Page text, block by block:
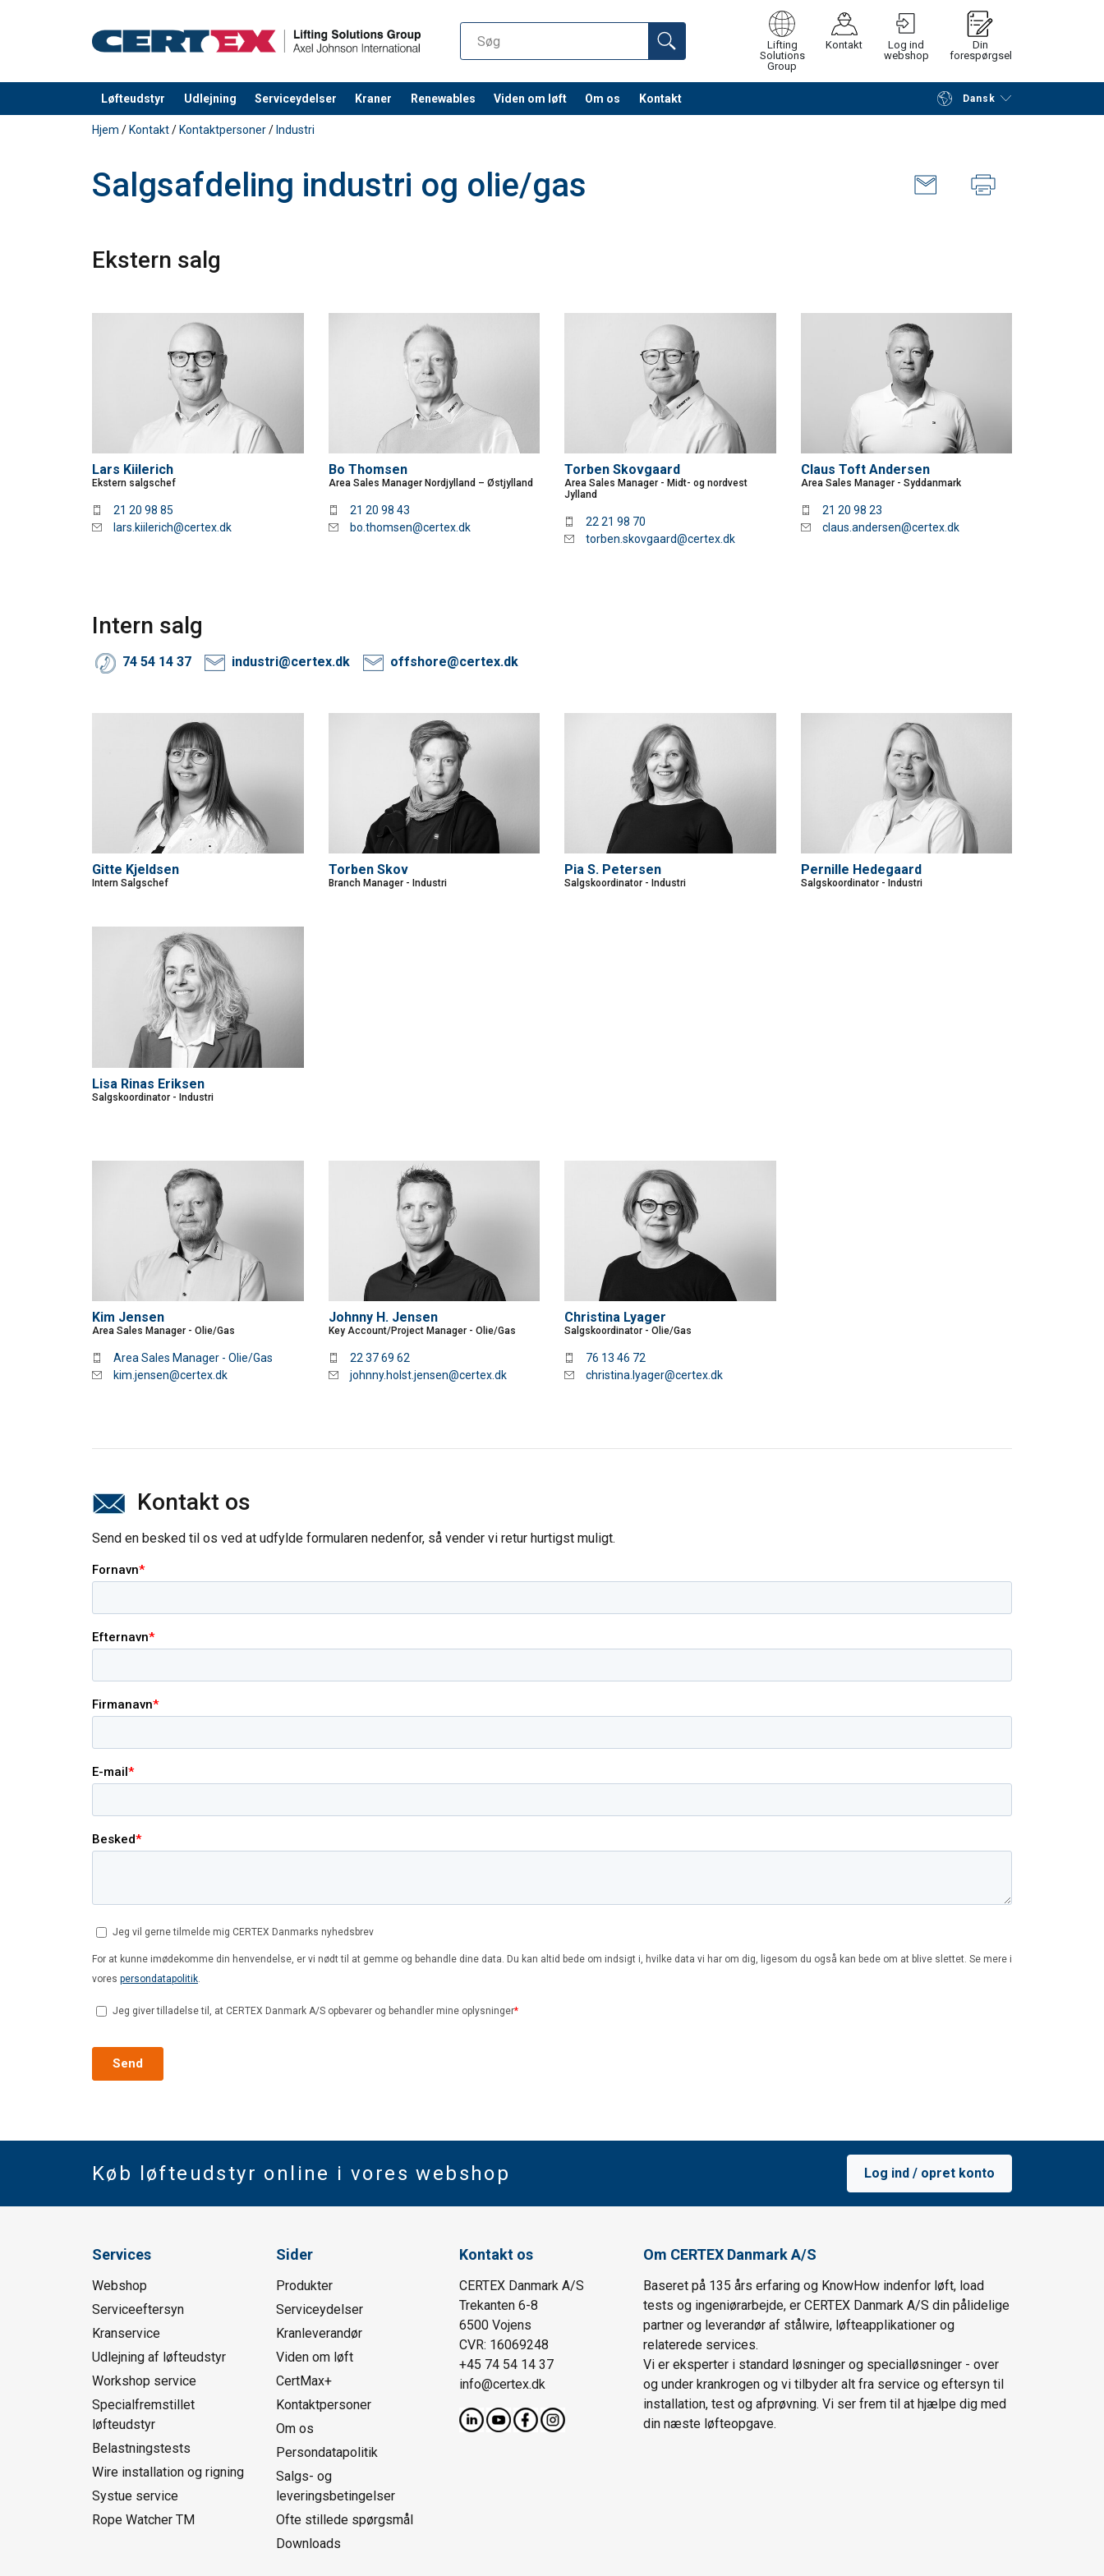
Lifting
Solutions
Group
Kontakt
Log ind
webshop
Din
forespørgsel
Løfteudstyr Udlejning Serviceydelser Kraner Renewables Viden om løft Om os Kontakt Dansk
Produktet blev tilføjet til din forespørgsel Fortsæt Gå til checkout
Hjem / Kontakt/ Kontaktpersoner/ Industri
Salgsafdeling industri og olie/gas
Ekstern salg
Lars Kiilerich
Ekstern salgschef
21 20 98 85
lars.kiilerich@certex.dk
Bo Thomsen
Area Sales Manager Nordjylland – Østjylland
21 20 98 43
bo.thomsen@certex.dk
Torben Skovgaard
Area Sales Manager - Midt- og nordvest
Jylland
22 21 98 70
torben.skovgaard@certex.dk
Claus Toft Andersen
Area Sales Manager - Syddanmark
21 20 98 23
claus.andersen@certex.dk
Intern salg
74 54 14 37 industri@certex.dk offshore@certex.dk
Gitte Kjeldsen
Intern Salgschef
Torben Skov
Branch Manager - Industri
Pia S. Petersen
Salgskoordinator - Industri
Pernille Hedegaard
Salgskoordinator - Industri
Lisa Rinas Eriksen
Salgskoordinator - Industri
Kim Jensen
Area Sales Manager - Olie/Gas
Area Sales Manager - Olie/Gas
kim.jensen@certex.dk
Johnny H. Jensen
Key Account/Project Manager - Olie/Gas
22 37 69 62
johnny.holst.jensen@certex.dk
Christina Lyager
Salgskoordinator - Olie/Gas
76 13 46 72
christina.lyager@certex.dk
Kontakt os
Send en besked til os ved at udfylde formularen nedenfor, så vender vi retur hurtigst muligt.
Køb løfteudstyr online i vores webshop Log ind / opret konto
Services
Webshop
Serviceeftersyn
Kranservice
Udlejning af løfteudstyr
Workshop service
Specialfremstillet
løfteudstyr
Belastningstests
Wire installation og rigning
Systue service
Rope Watcher TM
Sider
Produkter
Serviceydelser
Kranleverandør
Viden om løft
CertMax+
Kontaktpersoner
Om os
Persondatapolitik
Salgs- og
leveringsbetingelser
Ofte stillede spørgsmål
Downloads
Kontakt os
CERTEX Danmark A/S
Trekanten 6-8
6500 Vojens
CVR: 16069248
+45 74 54 14 37
info@certex.dk
Om CERTEX Danmark A/S
Baseret på 135 års erfaring og KnowHow indenfor løft, load
tests og ingeniørarbejde, er CERTEX Danmark A/S din pålidelige
partner og leverandør af stålwire, løfteapplikationer og
relaterede services.
Vi er eksperter i standard løsninger og specialløsninger - over
og under krankrogen og vi tilbyder alt fra service og eftersyn til
installation, test og afprøvning. Vi ser frem til at hjælpe dig med
din næste løfteopgave.
Denne hjemmeside bruger cookies
Vi bruger cookies til at tilpasse indhold, annoncer og til at analysere vores trafik. Vi deler også oplysninger
om din brug af vores websted med vores annoncerings- og analysepartnere, som kan kombinere dem
med andre oplysninger, som du har givet dem, eller som de har indsamlet fra din brug af deres tjenester.
Privatlivspolitik
Absolut
nødvendige
Ydeevne Målretning Funktionalitet